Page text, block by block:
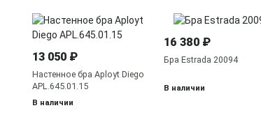
13 050 ₽
Настенное бра Aployt Diego
APL.645.01.15
В наличии
16 380 ₽
Бра Estrada 20094
В наличии